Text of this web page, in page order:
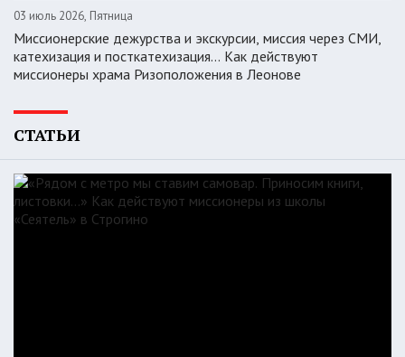
03 июль 2026, Пятница
Миссионерские дежурства и экскурсии, миссия через СМИ,
катехизация и посткатехизация… Как действуют
миссионеры храма Ризоположения в Леонове
СТАТЬИ